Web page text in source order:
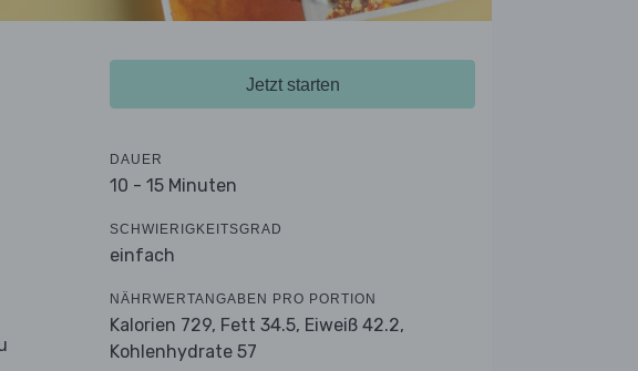
Jetzt starten
DAUER
10 - 15 Minuten
SCHWIERIGKEITSGRAD
einfach
NÄHRWERTANGABEN PRO PORTION
Kalorien 729, Fett 34.5, Eiweiß 42.2,
Kohlenhydrate 57